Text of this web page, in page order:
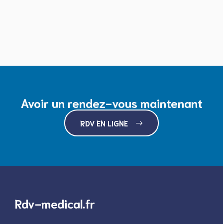
Avoir un rendez-vous maintenant
RDV EN LIGNE
Rdv-medical.fr